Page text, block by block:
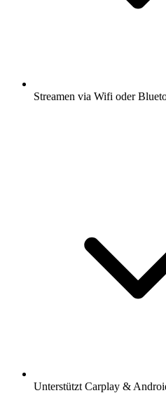
Streamen via Wifi oder
Unterstützt Carplay &